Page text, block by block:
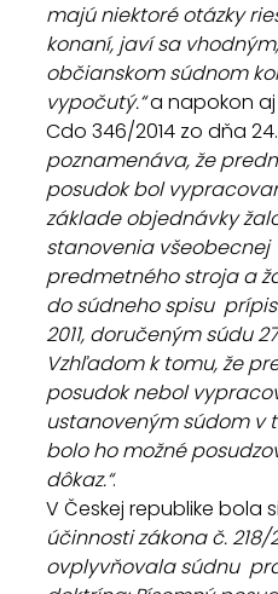
majú niektoré otázky
konaní, javí sa
občianskom súdnom
vypočutý.“ a napokon aj
Cdo 346/2014 zo dňa
poznamenáva, že
posudok bol
základe objednávky
stanovenia všeobecnej
predmetného stroja a
do súdneho spisu
2011, doručeným súdu
Vzhľadom k tomu, že
posudok nebol
ustanoveným súdom v
bolo ho možné
dôkaz.“.
V Českej republike bola
účinnosti zákona č. 218/
ovplyvňovala súdnu